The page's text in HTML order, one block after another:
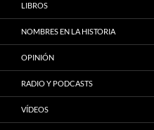
LIBROS
NOMBRES EN LA HISTORIA
OPINIÓN
RADIO Y PODCASTS
VÍDEOS